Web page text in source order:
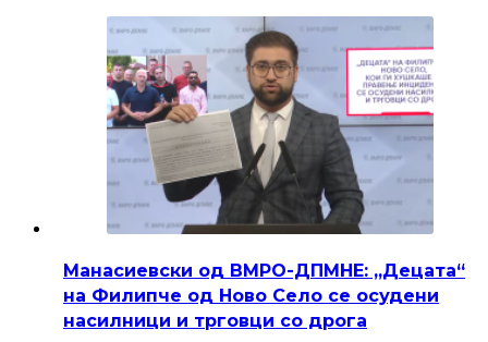
Манасиевски од ВМРО-ДПМНЕ: „Децата“
на Филипче од Ново Село се осудени
насилници и трговци со дрога